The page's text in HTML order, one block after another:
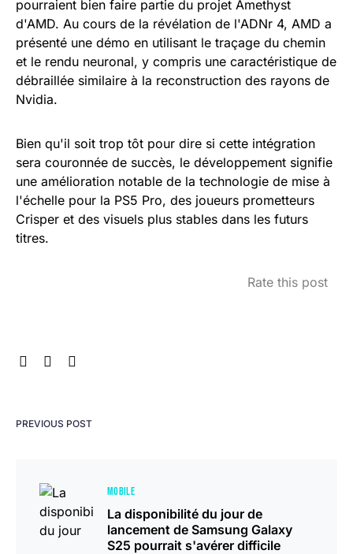
pourraient bien faire partie du projet Amethyst
d'AMD. Au cours de la révélation de l'ADNr 4, AMD a
présenté une démo en utilisant le traçage du chemin
et le rendu neuronal, y compris une caractéristique de
débraillée similaire à la reconstruction des rayons de
Nvidia.
Bien qu'il soit trop tôt pour dire si cette intégration
sera couronnée de succès, le développement signifie
une amélioration notable de la technologie de mise à
l'échelle pour la PS5 Pro, des joueurs prometteurs
Crisper et des visuels plus stables dans les futurs
titres.
Rate this post
PREVIOUS POST
MOBILE
La disponibilité du jour de
lancement de Samsung Galaxy
S25 pourrait s'avérer difficile